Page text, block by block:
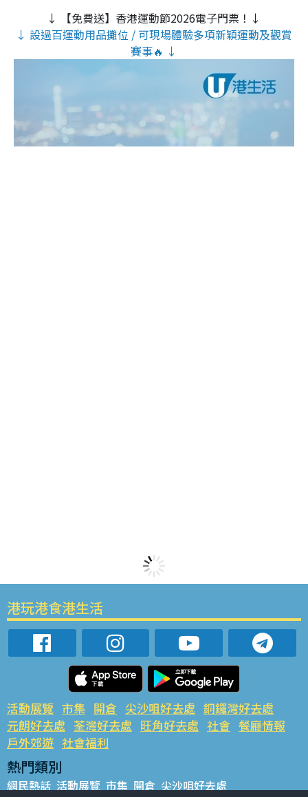
↓ 【免費送】香港運動節2026電子門票！↓
↓ 設過百運動用品攤位 / 可現場體驗多項新穎運動及觀賞
賽事🔥 ↓
港玩港食港生活
活動展覽 市集 開倉 尖沙咀好去處 銅鑼灣好去處
元朗好去處 荃灣好去處 旺角好去處 社會 餐廳情報
戶外郊遊 社會福利
熱門類別
網民熱話 活動展覽 市集 開倉 尖沙咀好去處